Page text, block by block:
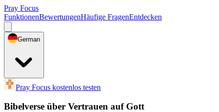
Pray Focus
FunktionenBewertungenHäufige FragenEntdecken
German
Pray Focus kostenlos testen
Bibelverse über Vertrauen auf Gott